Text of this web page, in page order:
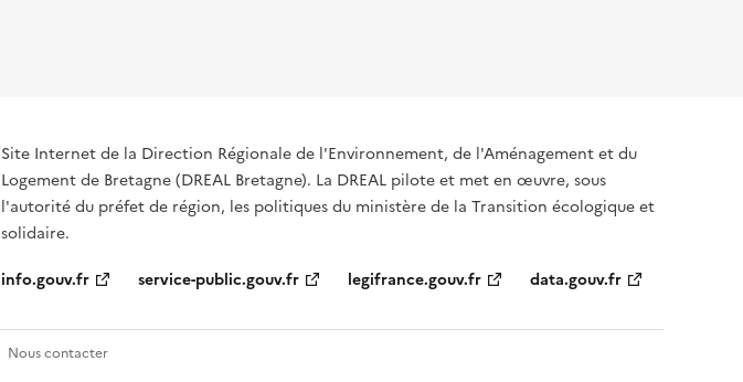
Site Internet de la Direction Régionale de l'Environnement, de l'Aménagement et du
Logement de Bretagne (DREAL Bretagne). La DREAL pilote et met en œuvre, sous
l'autorité du préfet de région, les politiques du ministère de la Transition écologique et
solidaire.
info.gouv.fr
service-public.gouv.fr legifrance.gouv.fr data.gouv.fr
Nous contacter